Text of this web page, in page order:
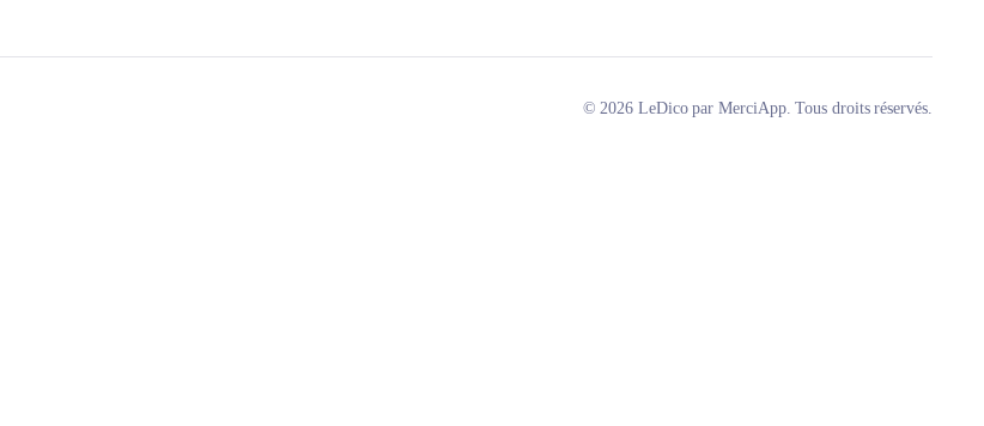
© 2026 LeDico par MerciApp. Tous droits réservés.